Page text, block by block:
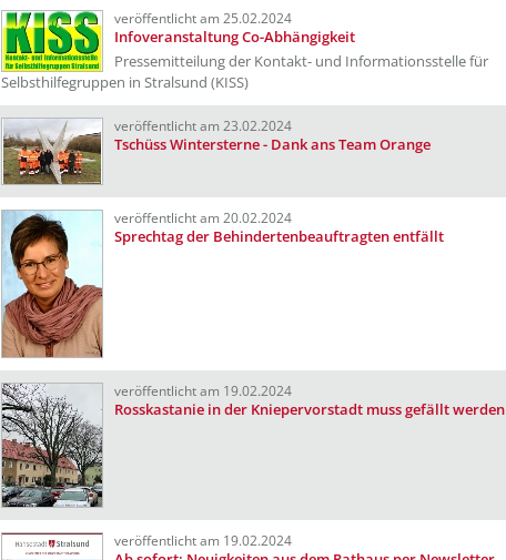
veröffentlicht am 25.02.2024
Infoveranstaltung Co-Abhängigkeit
Pressemitteilung der Kontakt- und Informationsstelle für
Selbsthilfegruppen in Stralsund (KISS)
veröffentlicht am 23.02.2024
Tschüss Wintersterne - Dank ans Team Orange
veröffentlicht am 20.02.2024
Sprechtag der Behindertenbeauftragten entfällt
veröffentlicht am 19.02.2024
Rosskastanie in der Kniepervorstadt muss gefällt werden
veröffentlicht am 19.02.2024